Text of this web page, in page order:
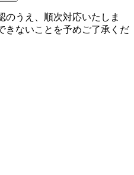
のうえ、順次対応いたしま
きないことを予めご了承くだ